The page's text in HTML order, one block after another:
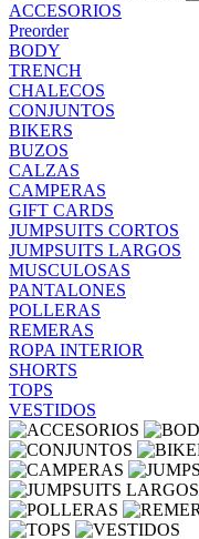
ACCESORIOS
Preorder
BODY
TRENCH
CHALECOS
CONJUNTOS
BIKERS
BUZOS
CALZAS
CAMPERAS
GIFT CARDS
JUMPSUITS CORTOS
JUMPSUITS LARGOS
MUSCULOSAS
PANTALONES
POLLERAS
REMERAS
ROPA INTERIOR
SHORTS
TOPS
VESTIDOS